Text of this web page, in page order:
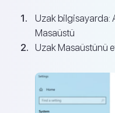
Uzak bilgisayarda:
Masaüstü
Uzak Masaüstünü